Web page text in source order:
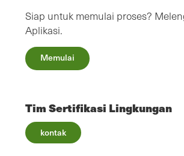
Siap untuk memulai proses?
Aplikasi.
Memulai
Tim Sertifikasi Lingkungan
kontak